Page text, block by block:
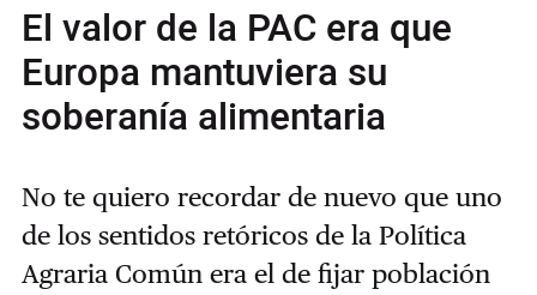
El valor de la PAC era que
Europa mantuviera su
soberanía alimentaria
No te quiero recordar de nuevo que uno
de los sentidos retóricos de la Política
Agraria Común era el de fijar población